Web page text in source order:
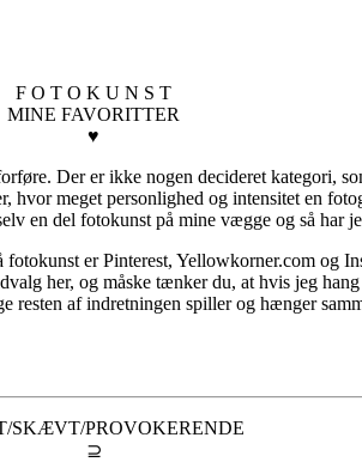
F O T O K U N S T
MINE FAVORITTER
♥
Der er ikke nogen decideret kategori,
meget personlighed og intensitet en
en del fotokunst på mine vægge og så har
er Pinterest, Yellowkorner.com og
her, og måske tænker du, at hvis jeg
af indretningen spiller og hænger
SKÆVT/PROVOKERENDE
⊇